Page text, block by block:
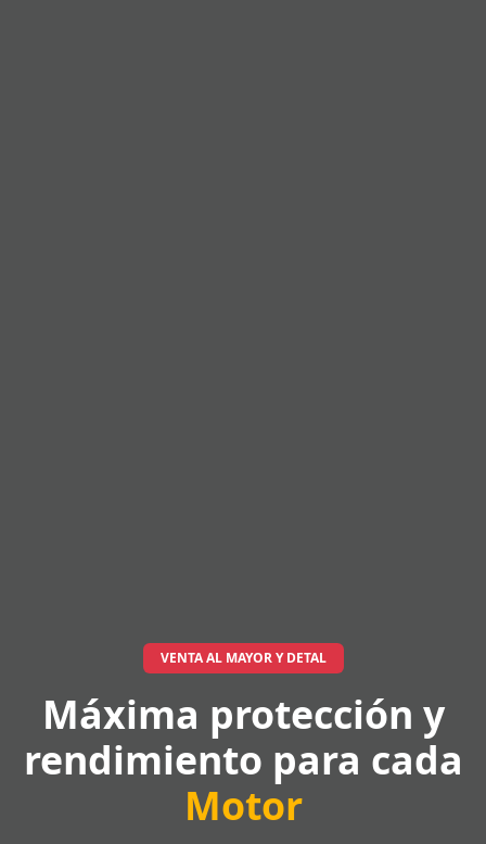
VENTA AL MAYOR Y DETAL
Máxima protección y
rendimiento para cada
Motor